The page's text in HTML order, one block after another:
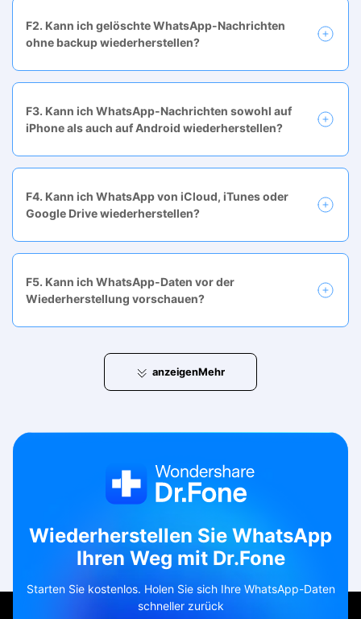
F2. Kann ich gelöschte WhatsApp-Nachrichten
ohne backup wiederherstellen?
F3. Kann ich WhatsApp-Nachrichten sowohl auf
iPhone als auch auf Android wiederherstellen?
F4. Kann ich WhatsApp von iCloud, iTunes oder
Google Drive wiederherstellen?
F5. Kann ich WhatsApp-Daten vor der
Wiederherstellung vorschauen?
anzeigenMehr
Wiederherstellen Sie WhatsApp
Ihren Weg mit Dr.Fone
Starten Sie kostenlos. Holen Sie sich Ihre WhatsApp-Daten
schneller zurück